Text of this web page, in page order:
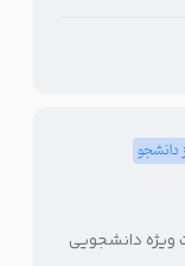
دانشجو
ویژه دانشجویی